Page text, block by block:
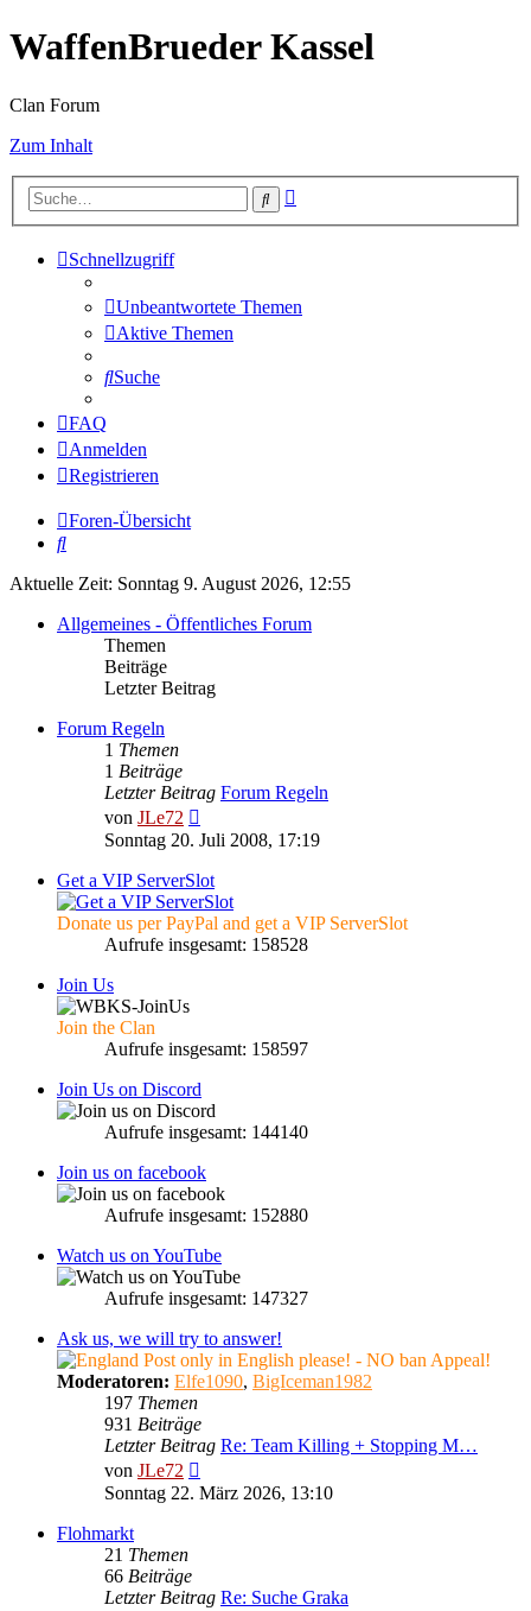
WaffenBrueder Kassel
Clan Forum
Zum Inhalt
Suche
Schnellzugriff
Unbeantwortete Themen
Aktive Themen
Suche
FAQ
Anmelden
Registrieren
Foren-Übersicht
Suche
Aktuelle Zeit: Sonntag 9. August 2026, 12:55
Allgemeines - Öffentliches Forum
Themen
Beiträge
Letzter Beitrag
Forum Regeln
1 Themen
1 Beiträge
Letzter Beitrag Forum Regeln
von JLe72
Beitrag
Sonntag 20. Juli 2008, 17:19
Get a VIP ServerSlot
Donate us per PayPal and get a VIP ServerSlot
Aufrufe insgesamt: 158528
Join Us
Join the Clan
Aufrufe insgesamt: 158597
Join Us on Discord
Aufrufe insgesamt: 144140
Join us on facebook
Aufrufe insgesamt: 152880
Watch us on YouTube
Aufrufe insgesamt: 147327
Ask us, we will try to answer!
Post only in English please! - NO ban Appeal!
Moderatoren: Elfe1090, BigIceman1982
197 Themen
931 Beiträge
Letzter Beitrag Re: Team Killing + Stopping M…
von JLe72
Beitrag
Sonntag 22. März 2026, 13:10
Flohmarkt
21 Themen
66 Beiträge
Letzter Beitrag Re: Suche Graka